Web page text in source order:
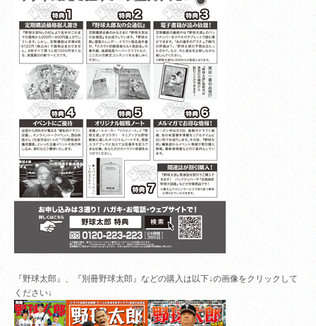
『野球太郎』、『別冊野球太郎』などの購入は以下↓の画像をクリックして
ください↓